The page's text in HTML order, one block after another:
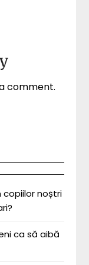
comment.
copiilor noștri
ca să aibă